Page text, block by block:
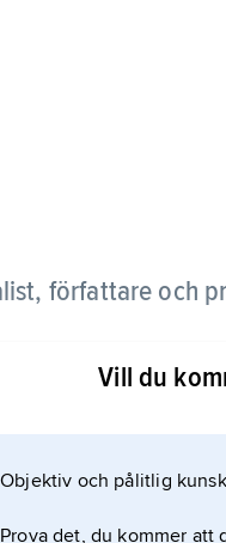
författare och
på Aftonbladet
för den
i. Hon var
skoldebatten.
Vill du
Objektiv och pålitlig
Prova det, du kommer att